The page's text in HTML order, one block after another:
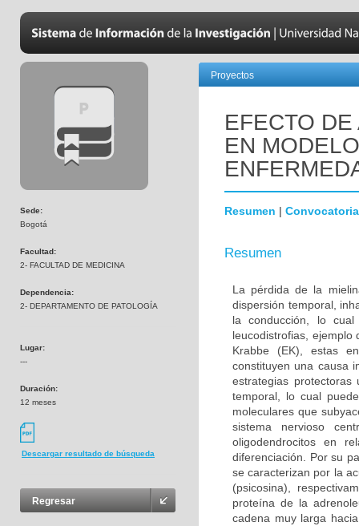
Sede:
Bogotá
Facultad:
2- FACULTAD DE MEDICINA
Dependencia:
2- DEPARTAMENTO DE PATOLOGÍA
Lugar:
---
Duración:
12 meses
Descargar resultado de búsqueda
Regresar
Proyectos
EFECTO
EN
Resumen | Convocatoria
Resumen
La pérdida de la
dispersión temporal,
la conducción, lo cual
leucodistrofias,
Krabbe (EK), estas
constituyen una causa
estrategias protectoras
temporal, lo cual
moleculares que
sistema nervioso
oligodendrocitos en
diferenciación. Por su
se caracterizan por la
(psicosina),
proteína de la
cadena muy larga